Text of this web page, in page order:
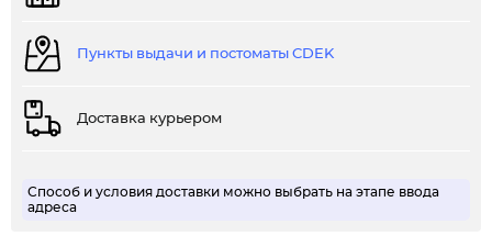
Пункты выдачи и постоматы CDEK
Доставка курьером
Способ и условия доставки можно выбрать на этапе ввода
адреса